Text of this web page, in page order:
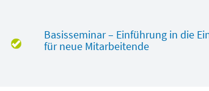
Basisseminar – Einführung in die
für neue Mitarbeitende